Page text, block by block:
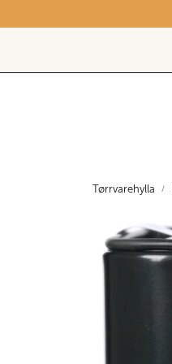
Tørrvarehylla